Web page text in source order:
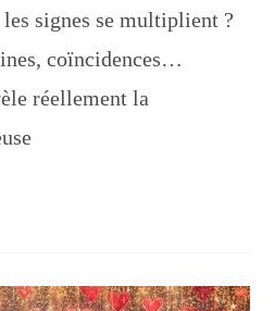
signes se multiplient ?
coïncidences…
réellement la